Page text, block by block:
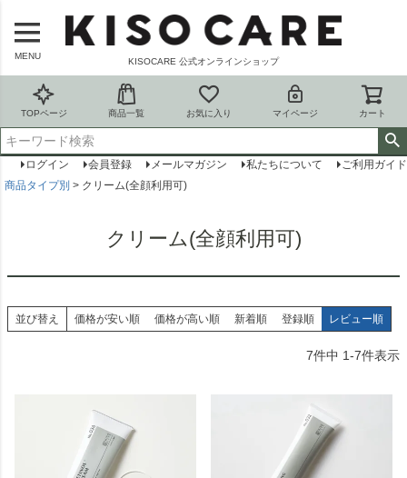
MENU
KISOCARE 公式オンラインショップ
TOPページ 商品一覧 お気に入り マイページ カート
ログイン 会員登録 メールマガジン 私たちについて
ご利用ガイド
商品タイプ別
クリーム(全顔利用可)
クリーム(全顔利用可)
並び替え 価格が安い順 価格が高い順 新着順 登録順 レビュー順
7件中 1-7件表示